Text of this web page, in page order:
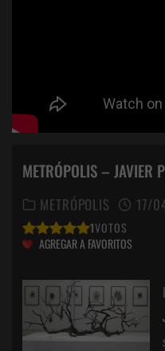
METRÓPOLIS – JAVIER
METRÓPOLIS 17/
1VOTOS
AGREGAR A FAVORITOS